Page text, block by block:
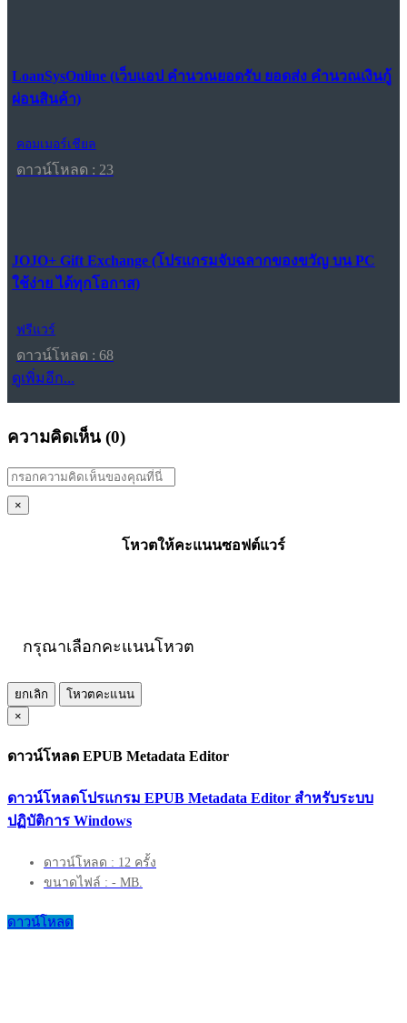
LoanSysOnline (เว็บแอป คำนวณยอดรับ ยอดส่ง คำนวณเงินกู้
ผ่อนสินค้า)
คอมเมอร์เชียล
ดาวน์โหลด : 23
JOJO+ Gift Exchange (โปรแกรมจับฉลากของขวัญ บน PC
ใช้ง่าย ได้ทุกโอกาส)
ฟรีแวร์
ดาวน์โหลด : 68
ดูเพิ่มอีก...
ความคิดเห็น (0)
×
โหวตให้คะแนนซอฟต์แวร์
กรุณาเลือกคะแนนโหวต
ยกเลิก
โหวตคะแนน
×
ดาวน์โหลด EPUB Metadata Editor
ดาวน์โหลดโปรแกรม EPUB Metadata Editor สำหรับระบบ
ปฏิบัติการ Windows
ดาวน์โหลด : 12 ครั้ง
ขนาดไฟล์ : - MB.
ดาวน์โหลด